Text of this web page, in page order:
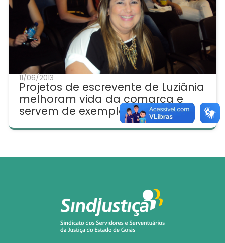
11/06/2013
Projetos de escrevente de Luziânia
melhoram vida da comarca e
servem de exemplo